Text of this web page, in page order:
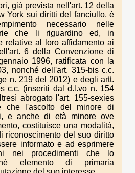
già prevista nell'art. 12 della
York sui diritti del fanciullo, è
necessario nelle
che li riguardino ed, in
relative al loro affidamento ai
6 della Convenzione di
1996, ratificata con la
nonché dell'art. 315-bis c.c.
n. 219 del 2012) e degli artt.
c.c. (inseriti dal d.l.vo n. 154
abrogato l'art. 155-sexies
che l'ascolto del minore di
e anche di età minore ove
costituisce una modalità,
riconoscimento del suo diritto
informato e ad esprimere
nei procedimenti che lo
elemento di primaria